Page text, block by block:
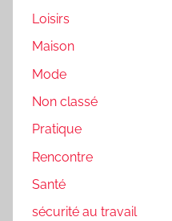
Loisirs
Maison
Mode
Non classé
Pratique
Rencontre
Santé
sécurité au travail